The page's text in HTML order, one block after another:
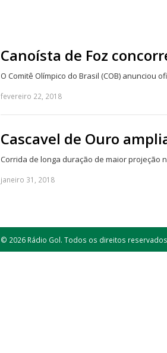
Canoísta de Foz
O Comitê Olímpico do Brasil (COB)
fevereiro 22, 2018
Cascavel de Ouro
Corrida de longa duração de maior projeção
janeiro 31, 2018
© 2026 Rádio Gol. Todos os direitos